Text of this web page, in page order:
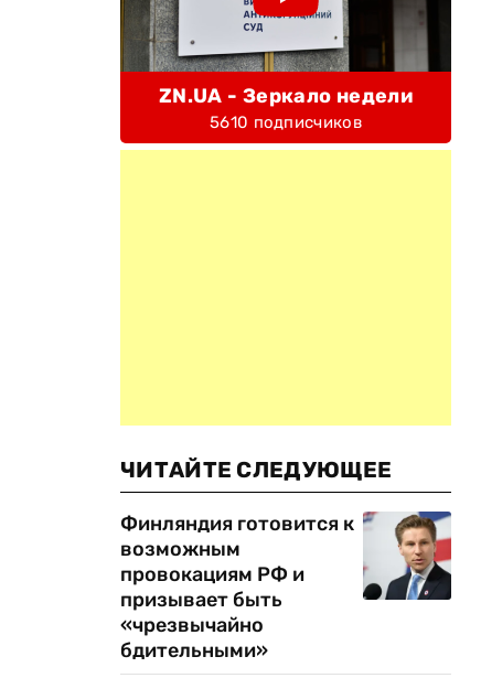
ZN.UA - Зеркало недели
5610 подписчиков
ЧИТАЙТЕ СЛЕДУЮЩЕЕ
Финляндия готовится к
возможным
провокациям РФ и
призывает быть
«чрезвычайно
бдительными»